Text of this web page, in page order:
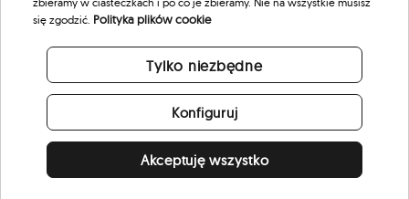
© 2026 Scorpion Eyewear. All rights reserved
się zgodzić. Polityka plików cookie
Tylko niezbędne
Konfiguruj
Akceptuję wszystko